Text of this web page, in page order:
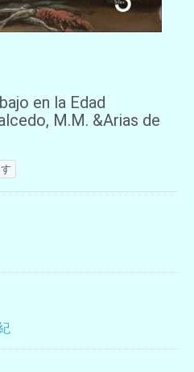
en la Edad
M.M. &Arias de